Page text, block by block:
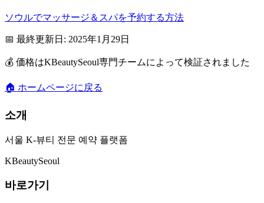
ソウルでマッサージ＆スパを予約する方法
📅 最終更新日: 2025年1月29日
💰 価格はKBeautySeoul専門チームによって検証されました
🏠 ホームページに戻る
소개
서울 K-뷰티 전문 예약 플랫폼
KBeautySeoul
바로가기